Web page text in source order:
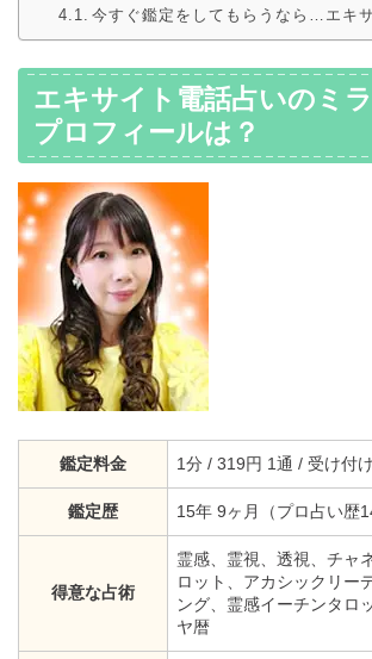
今すぐ鑑定をしてもらうなら…エキ
エキサイト電話占いのミ
プロフィールは？
鑑定料金 1分 / 319円 1通 / 受け付
鑑定歴 15年 9ヶ月（プロ占い歴
得意な占術
霊感、霊視、透視、チャ
ロット、アカシックリー
ング、霊感イーチンタロ
ヤ暦